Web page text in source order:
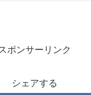
ポンサーリンク
シェアする